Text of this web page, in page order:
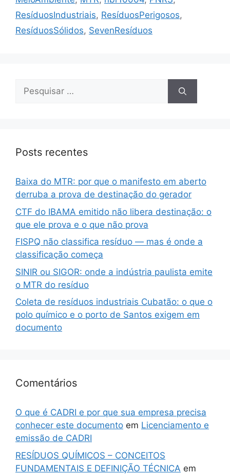
ResíduosIndustriais, ResíduosPerigosos,
ResíduosSólidos, SevenResíduos
Posts recentes
Baixa do MTR: por que o manifesto em aberto
derruba a prova de destinação do gerador
CTF do IBAMA emitido não libera destinação: o
que ele prova e o que não prova
FISPQ não classifica resíduo — mas é onde a
classificação começa
SINIR ou SIGOR: onde a indústria paulista emite
o MTR do resíduo
Coleta de resíduos industriais Cubatão: o que o
polo químico e o porto de Santos exigem em
documento
Comentários
O que é CADRI e por que sua empresa precisa
conhecer este documento em Licenciamento e
emissão de CADRI
RESÍDUOS QUÍMICOS – CONCEITOS
FUNDAMENTAIS E DEFINIÇÃO TÉCNICA em